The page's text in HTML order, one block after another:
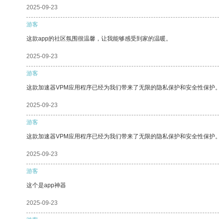
2025-09-23
游客
这款app的社区氛围很温馨，让我能够感受到家的温暖。
2025-09-23
游客
这款加速器VPM应用程序已经为我们带来了无限的隐私保护和安全性保护
2025-09-23
游客
这款加速器VPM应用程序已经为我们带来了无限的隐私保护和安全性保护
2025-09-23
游客
这个是app神器
2025-09-23